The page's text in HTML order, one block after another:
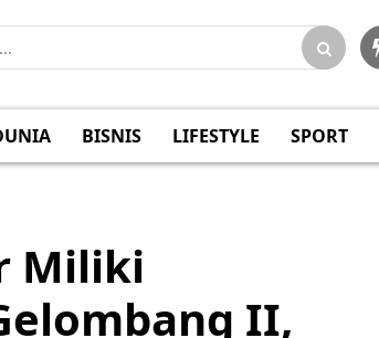
BISNIS LIFESTYLE SPORT
Miliki
II,